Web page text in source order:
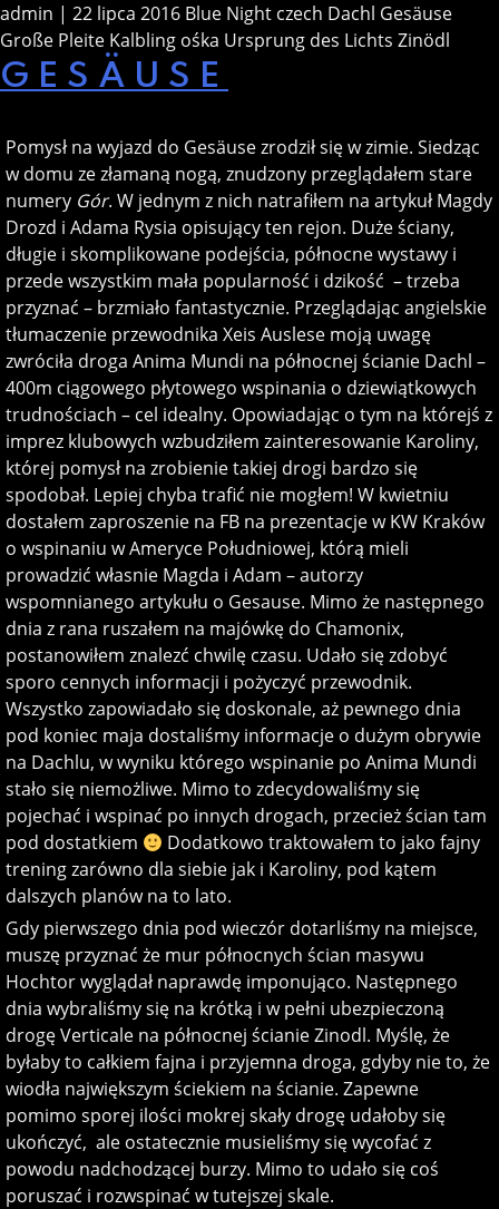
admin | 22 lipca 2016 Blue Night czech Dachl Gesäuse
Große Pleite Kalbling ośka Ursprung des Lichts Zinödl
GESÄUSE
Pomysł na wyjazd do Gesäusezrodził się w zimie. Siedząc
w domu ze złamaną nogą, znudzony przeglądałem stare
numery Gór. W jednym z nich natrafiłem na artykuł Magdy
Drozd i Adama Rysia opisujący ten rejon. Duże ściany,
długie i skomplikowane podejścia, północne wystawy i
przede wszystkim mała popularność i dzikość – trzeba
przyznać – brzmiało fantastycznie. Przeglądając angielskie
tłumaczenie przewodnika Xeis Auslese moją uwagę
zwróciła droga Anima Mundi na północnej ścianie Dachl –
400m ciągowego płytowego wspinania o dziewiątkowych
trudnościach – cel idealny. Opowiadając o tym na którejś z
imprez klubowych wzbudziłem zainteresowanie Karoliny,
której pomysł na zrobienie takiej drogi bardzo się
spodobał. Lepiej chyba trafić nie mogłem! W kwietniu
dostałem zaproszenie na FB na prezentacje w KW Kraków
o wspinaniu w Ameryce Południowej, którą mieli
prowadzić własnie Magda i Adam – autorzy
wspomnianego artykułu o Gesause. Mimo że następnego
dnia z rana ruszałem na majówkę do Chamonix,
postanowiłem znalezć chwilę czasu. Udało się zdobyć
sporo cennych informacji i pożyczyć przewodnik.
Wszystko zapowiadało się doskonale, aż pewnego dnia
pod koniec maja dostaliśmy informacje o dużym obrywie
na Dachlu, w wyniku którego wspinanie po Anima Mundi
stało się niemożliwe. Mimo to zdecydowaliśmy się
pojechać i wspinać po innych drogach, przecież ścian tam
pod dostatkiem
Dodatkowo traktowałem to jako fajny
trening zarówno dla siebie jak i Karoliny, pod kątem
dalszych planów na to lato.
Gdy pierwszego dnia pod wieczór dotarliśmy na miejsce,
muszę przyznać że mur północnych ścian masywu
Hochtor wyglądał naprawdę imponująco. Następnego
dnia wybraliśmy się na krótką i w pełni ubezpieczoną
drogę Verticale na północnej ścianie Zinodl. Myślę, że
byłaby to całkiem fajna i przyjemna droga, gdyby nie to, że
wiodła największym ściekiem na ścianie. Zapewne
pomimo sporej ilości mokrej skały drogę udałoby się
ukończyć, ale ostatecznie musieliśmy się wycofać z
powodu nadchodzącej burzy. Mimo to udało się coś
poruszać i rozwspinać w tutejszej skale.